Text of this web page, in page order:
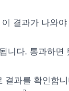
결과가 나와
니다. 통과하면
결과를 확인합